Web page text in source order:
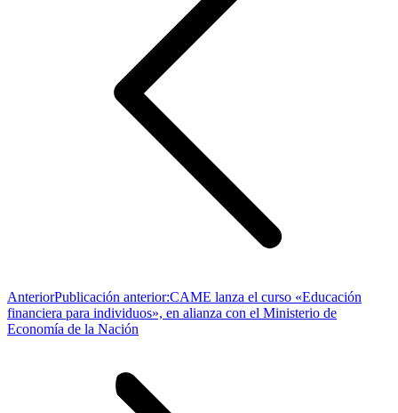
AnteriorPublicación anterior:CAME lanza el curso «Educación
financiera para individuos», en alianza con el Ministerio de
Economía de la Nación